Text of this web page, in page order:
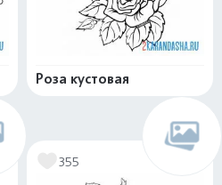
Роза кустовая
355